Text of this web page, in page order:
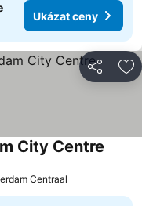
Ukázat ceny
Sdílet
City Centre
Centraal